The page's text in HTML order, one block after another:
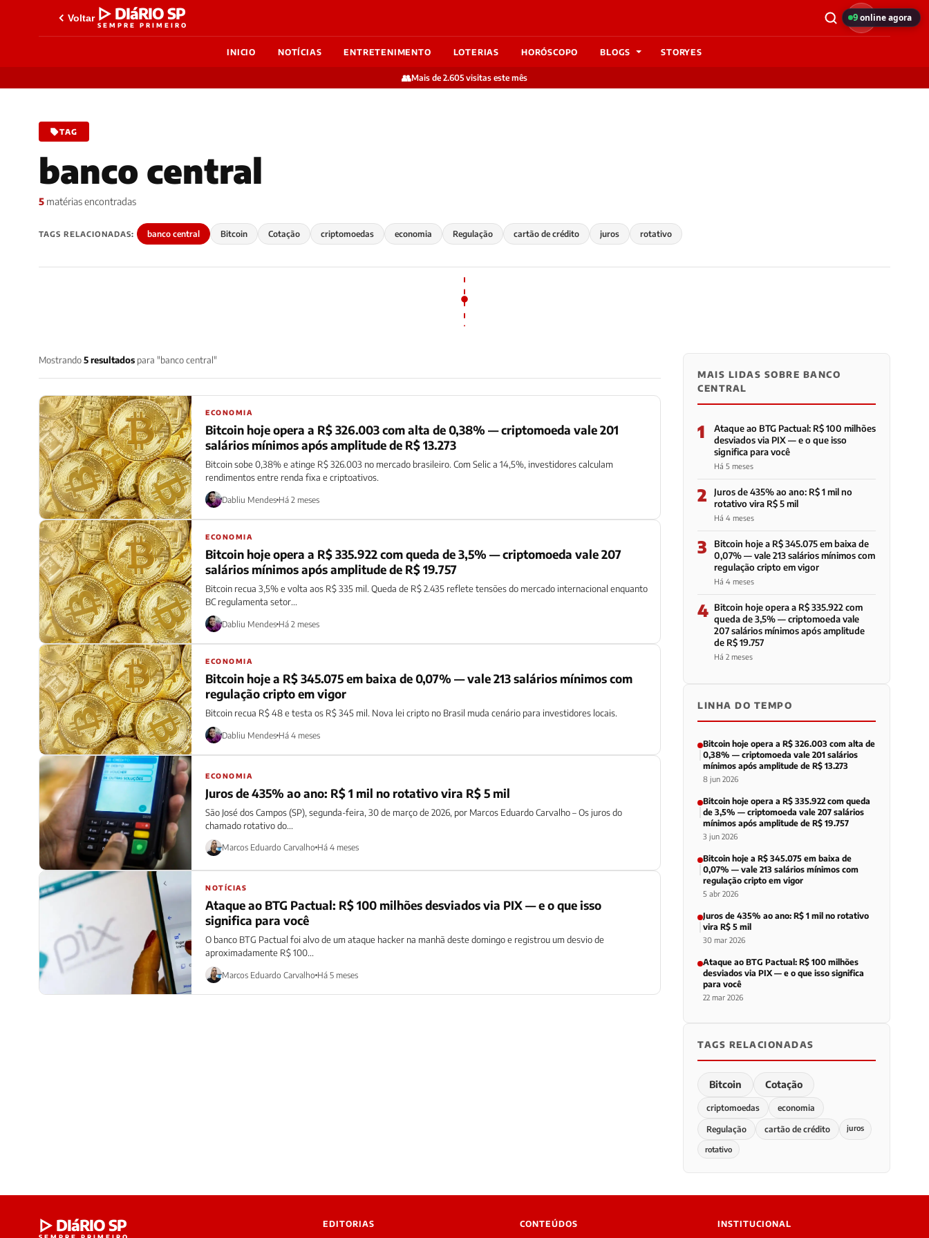
Voltar ▷ DIáRIO SP
SEMPRE PRIMEIRO
INICIO NOTÍCIAS ENTRETENIMENTO LOTERIAS HORÓSCOPO BLOGS STORYES
👥Mais de 2.605 visitas este mês
TAG
banco central
5 matérias encontradas
TAGS RELACIONADAS: banco central Bitcoin Cotação criptomoedas economia Regulação cartão de crédito juros rotativo
Mostrando5 resultados para "banco central"
ECONOMIA
Bitcoin hoje opera a R$ 326.003 com alta de 0,38% — criptomoeda vale 201
salários mínimos após amplitude de R$ 13.273
Bitcoin sobe 0,38% e atinge R$ 326.003 no mercado brasileiro. Com Selic a 14,5%, investidores calculam
rendimentos entre renda fixa e criptoativos.
Dabliu Mendes Há 2 meses
ECONOMIA
Bitcoin hoje opera a R$ 335.922 com queda de 3,5% — criptomoeda vale 207
salários mínimos após amplitude de R$ 19.757
Bitcoin recua 3,5% e volta aos R$ 335 mil. Queda de R$ 2.435 reflete tensões do mercado internacional enquanto
BC regulamenta setor...
Dabliu Mendes Há 2 meses
ECONOMIA
Bitcoin hoje a R$ 345.075 em baixa de 0,07% — vale 213 salários mínimos com
regulação cripto em vigor
Bitcoin recua R$ 48 e testa os R$ 345 mil. Nova lei cripto no Brasil muda cenário para investidores locais.
Dabliu Mendes Há 4 meses
ECONOMIA
Juros de 435% ao ano: R$ 1 mil no rotativo vira R$ 5 mil
São José dos Campos (SP), segunda-feira, 30 de março de 2026, por Marcos Eduardo Carvalho – Os juros do
chamado rotativo do...
Marcos Eduardo Carvalho Há 4 meses
NOTÍCIAS
Ataque ao BTG Pactual: R$ 100 milhões desviados via PIX — e o que isso
significa para você
O banco BTG Pactual foi alvo de um ataque hacker na manhã deste domingo e registrou um desvio de
aproximadamente R$ 100...
Marcos Eduardo Carvalho Há 5 meses
MAIS LIDAS SOBRE BANCO
CENTRAL
1
Ataque ao BTG Pactual: R$ 100 milhões
desviados via PIX — e o que isso
significa para você
Há 5 meses
2
Juros de 435% ao ano: R$ 1 mil no
rotativo vira R$ 5 mil
Há 4 meses
3
Bitcoin hoje a R$ 345.075 em baixa de
0,07% — vale 213 salários mínimos com
regulação cripto em vigor
Há 4 meses
4 Bitcoin hoje opera a R$ 335.922 com
queda de 3,5% — criptomoeda vale
207 salários mínimos após amplitude
de R$ 19.757
Há 2 meses
LINHA DO TEMPO
Bitcoin hoje opera a R$ 326.003 com alta de
0,38% — criptomoeda vale 201 salários
mínimos após amplitude de R$ 13.273
8 jun 2026
Bitcoin hoje opera a R$ 335.922 com queda
de 3,5% — criptomoeda vale 207 salários
mínimos após amplitude de R$ 19.757
3 jun 2026
Bitcoin hoje a R$ 345.075 em baixa de
0,07% — vale 213 salários mínimos com
regulação cripto em vigor
5 abr 2026
Juros de 435% ao ano: R$ 1 mil no rotativo
vira R$ 5 mil
30 mar 2026
Ataque ao BTG Pactual: R$ 100 milhões
desviados via PIX — e o que isso significa
para você
22 mar 2026
TAGS RELACIONADAS
Bitcoin Cotação
criptomoedas economia
Regulação cartão de crédito juros
rotativo
▷ DIáRIO SP EDITORIAS CONTEÚDOS INSTITUCIONAL
9online agora